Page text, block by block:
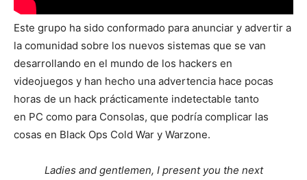
Este grupo ha sido conformado para anunciar y advertir a
la comunidad sobre los nuevos sistemas que se van
desarrollando en el mundo de los hackers en
videojuegos y han hecho una advertencia hace pocas
horas de un hack prácticamente indetectable tanto
en PC como para Consolas, que podría complicar las
cosas en Black Ops Cold War y Warzone.
Ladies and gentlemen, I present you the next